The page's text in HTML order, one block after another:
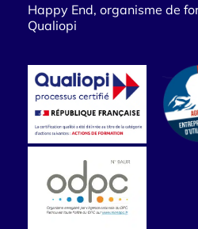
Happy End, organisme de
Qualiopi